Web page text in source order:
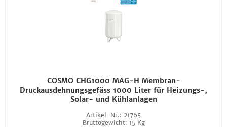
COSMO CHG1000 MAG-H Membran-
Druckausdehnungsgefäss 1000 Liter für Heizungs-,
Solar- und Kühlanlagen
Artikel-Nr.: 21765
Bruttogewicht: 15 Kg